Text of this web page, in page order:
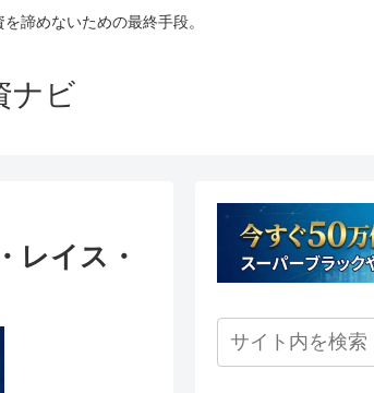
諦めないための最終手段。
ナビ
レイス・